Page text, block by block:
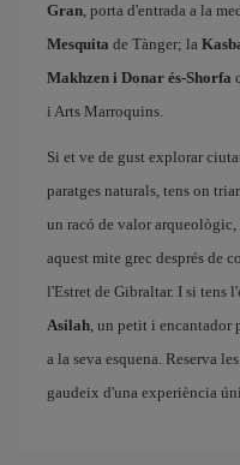
Gran, porta d'entrada a la
Mesquita de Tànger; la
Makhzen i Donar és-Shorfa
i Arts Marroquins.
Si et ve de gust explorar
paratges naturals, tens on
un racó de valor arqueològic,
aquest mite grec després de
l'Estret de Gibraltar. I si tens
Asilah, un petit i encantador
a la seva esquena. Reserva
gaudeix d'una experiència